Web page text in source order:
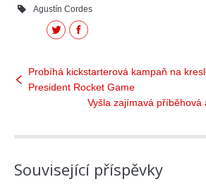
Agustín Cordes
Facebook
Twitter
Probíhá kickstarterová kampaň na
President Rocket Game
Vyšla zajímavá příběhová
Související příspěvky